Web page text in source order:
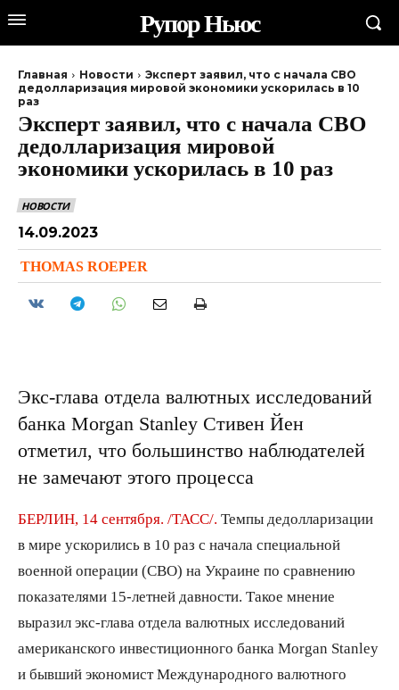
Рупор Ньюс
Главная Новости
Эксперт заявил, что с начала СВО
дедолларизация мировой экономики ускорилась в 10
раз
Эксперт заявил, что с начала СВО
дедолларизация мировой
экономики ускорилась в 10 раз
НОВОСТИ
14.09.2023
THOMAS ROEPER
Экс-глава отдела валютных исследований
банка Morgan Stanley Стивен Йен
отметил, что большинство наблюдателей
не замечают этого процесса
БЕРЛИН, 14 сентября. /ТАСС/. Темпы дедолларизации
в мире ускорились в 10 раз с начала специальной
военной операции (СВО) на Украине по сравнению
показателями 15-летней давности. Такое мнение
выразил экс-глава отдела валютных исследований
американского инвестиционного банка Morgan Stanley
и бывший экономист Международного валютного